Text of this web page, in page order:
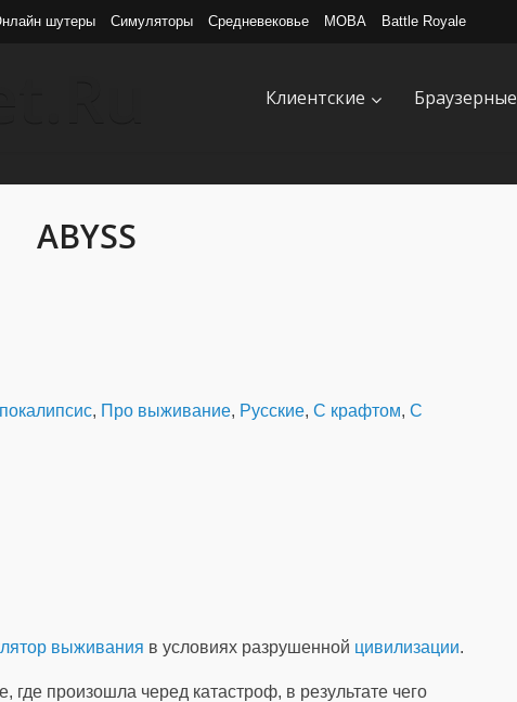
шутеры Симуляторы Средневековье MOBA Battle Royale
Клиентские Браузерные
ABYSS
, Про выживание, Русские, С крафтом, С
выживания в условиях разрушенной цивилизации.
где произошла черед катастроф, в результате чего